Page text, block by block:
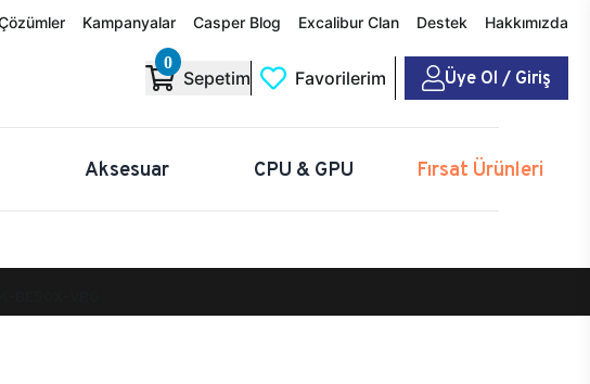
Kampanyalar Casper Blog Excalibur Clan Destek Hakkımızda
0
Sepetim Favorilerim Üye Ol / Giriş
Aksesuar CPU & GPU Fırsat Ürünleri